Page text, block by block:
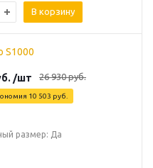
В корзину
S1000
/шт 26 930руб.
10 503 руб.
размер: Да